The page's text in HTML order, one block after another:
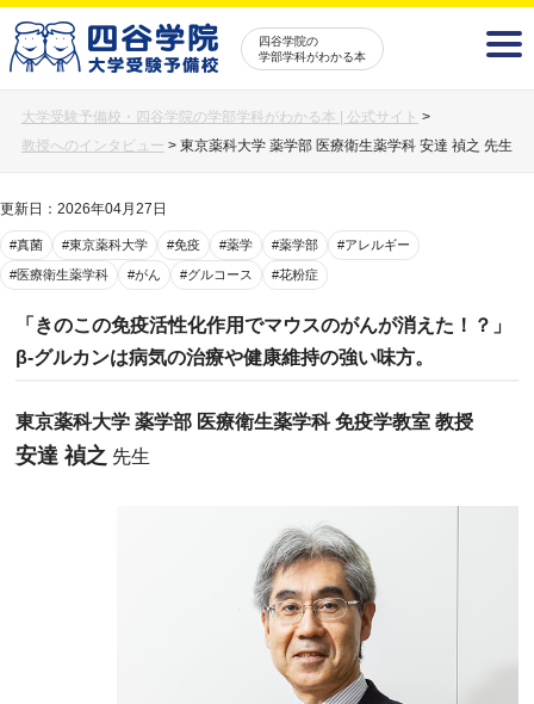
四谷学院の
学部学科がわかる本
大学受験予備校・四谷学院の学部学科がわかる本 | 公式サイト >
教授へのインタビュー > 東京薬科大学 薬学部 医療衛生薬学科 安達 禎之 先生
更新日：2026年04月27日
#真菌 #東京薬科大学 #免疫 #薬学 #薬学部 #アレルギー
#医療衛生薬学科 #がん #グルコース #花粉症
「きのこの免疫活性化作用でマウスのがんが消えた！？」
β-グルカンは病気の治療や健康維持の強い味方。
東京薬科大学 薬学部 医療衛生薬学科 免疫学教室 教授
安達 禎之 先生